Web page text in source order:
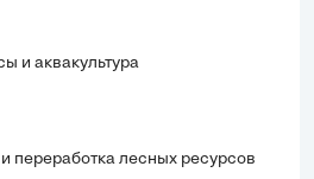
и аквакультура
переработка лесных ресурсов